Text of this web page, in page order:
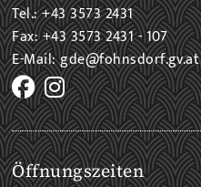
Tel.: +43 3573 2431
Fax: +43 3573 2431 - 107
E-Mail: gde@fohnsdorf.gv.at
Öffnungszeiten